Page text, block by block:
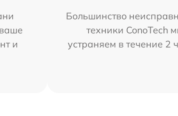
и
Большинство
техники ConoTech
устраняем в течение 2